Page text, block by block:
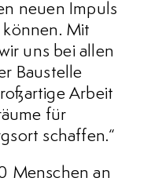
neuen Impuls
Mit
uns bei allen
Baustelle
Arbeit
für
schaffen.“
Menschen an